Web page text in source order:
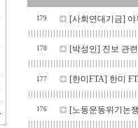
179 [사회연대기금] 야
178 [박성인] 진보 관
177 [한미FTA] 한미
176 [노동운동위기논